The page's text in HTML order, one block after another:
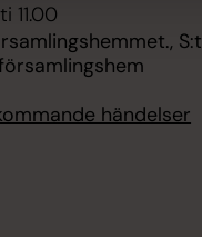
11.00
S:t
händelser